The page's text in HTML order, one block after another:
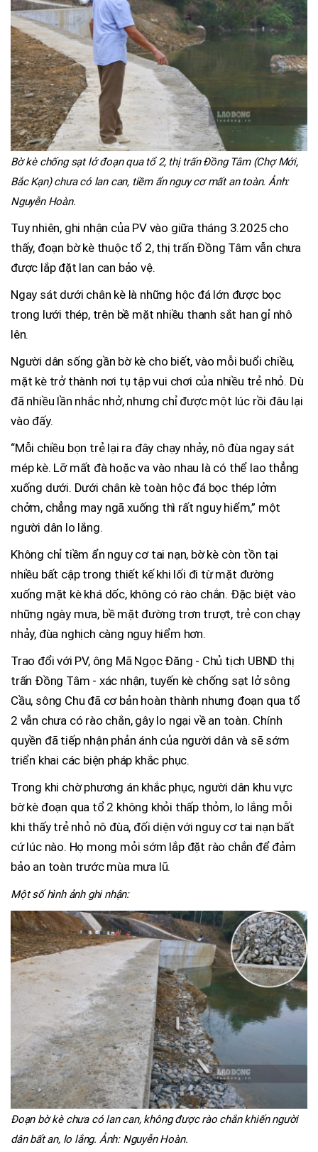
Bờ kè chống sạt lở đoạn qua tổ 2, thị trấn Đồng Tâm (Chợ Mới,
Bắc Kạn) chưa có lan can, tiềm ẩn nguy cơ mất an toàn. Ảnh:
Nguyễn Hoàn.
Tuy nhiên, ghi nhận của PV vào giữa tháng 3.2025 cho
thấy, đoạn bờ kè thuộc tổ 2, thị trấn Đồng Tâm vẫn chưa
được lắp đặt lan can bảo vệ.
Ngay sát dưới chân kè là những hộc đá lớn được bọc
trong lưới thép, trên bề mặt nhiều thanh sắt han gỉ nhô
lên.
Người dân sống gần bờ kè cho biết, vào mỗi buổi chiều,
mặt kè trở thành nơi tụ tập vui chơi của nhiều trẻ nhỏ. Dù
đã nhiều lần nhắc nhở, nhưng chỉ được một lúc rồi đâu lại
vào đấy.
“Mỗi chiều bọn trẻ lại ra đây chạy nhảy, nô đùa ngay sát
mép kè. Lỡ mất đà hoặc va vào nhau là có thể lao thẳng
xuống dưới. Dưới chân kè toàn hộc đá bọc thép lởm
chởm, chẳng may ngã xuống thì rất nguy hiểm,” một
người dân lo lắng.
Không chỉ tiềm ẩn nguy cơ tai nạn, bờ kè còn tồn tại
nhiều bất cập trong thiết kế khi lối đi từ mặt đường
xuống mặt kè khá dốc, không có rào chắn. Đặc biệt vào
những ngày mưa, bề mặt đường trơn trượt, trẻ con chạy
nhảy, đùa nghịch càng nguy hiểm hơn.
Trao đổi với PV, ông Mã Ngọc Đăng - Chủ tịch UBND thị
trấn Đồng Tâm - xác nhận, tuyến kè chống sạt lở sông
Cầu, sông Chu đã cơ bản hoàn thành nhưng đoạn qua tổ
2 vẫn chưa có rào chắn, gây lo ngại về an toàn. Chính
quyền đã tiếp nhận phản ánh của người dân và sẽ sớm
triển khai các biện pháp khắc phục.
Trong khi chờ phương án khắc phục, người dân khu vực
bờ kè đoạn qua tổ 2 không khỏi thấp thỏm, lo lắng mỗi
khi thấy trẻ nhỏ nô đùa, đối diện với nguy cơ tai nạn bất
cứ lúc nào. Họ mong mỏi sớm lắp đặt rào chắn để đảm
bảo an toàn trước mùa mưa lũ.
Một số hình ảnh ghi nhận:
Đoạn bờ kè chưa có lan can, không được rào chắn khiến người
dân bất an, lo lắng. Ảnh: Nguyễn Hoàn.